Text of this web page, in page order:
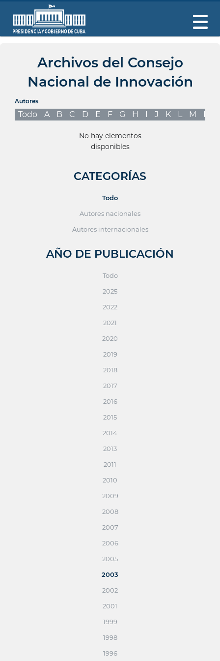
Archivos del Consejo
Nacional de Innovación
Autores
Todo A B C D E F G H I J K L M N
No hay elementos
disponibles
CATEGORÍAS
Todo
Autores nacionales
Autores internacionales
AÑO DE PUBLICACIÓN
Todo
2025
2022
2021
2020
2019
2018
2017
2016
2015
2014
2013
2011
2010
2009
2008
2007
2006
2005
2003
2002
2001
1999
1998
1996